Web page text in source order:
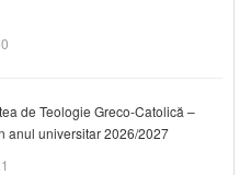
de Teologie Greco-Catolică –
anul universitar 2026/2027